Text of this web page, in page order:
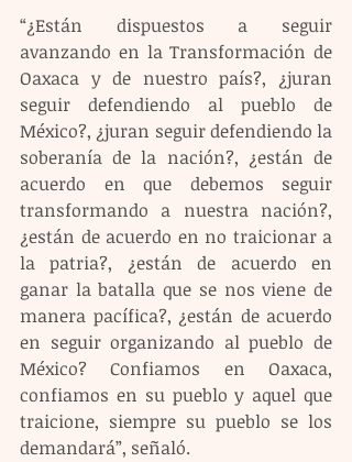
“¿Están dispuestos a seguir
avanzando en la Transformación de
Oaxaca y de nuestro país?, ¿juran
seguir defendiendo al pueblo de
México?, ¿juran seguir defendiendo la
soberanía de la nación?, ¿están de
acuerdo en que debemos seguir
transformando a nuestra nación?,
¿están de acuerdo en no traicionar a
la patria?, ¿están de acuerdo en
ganar la batalla que se nos viene de
manera pacífica?, ¿están de acuerdo
en seguir organizando al pueblo de
México? Confiamos en Oaxaca,
confiamos en su pueblo y aquel que
traicione, siempre su pueblo se los
demandará”, señaló.